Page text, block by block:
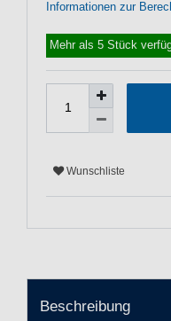
Informationen zur
Mehr als 5 Stück
Wunschliste
Beschreibung